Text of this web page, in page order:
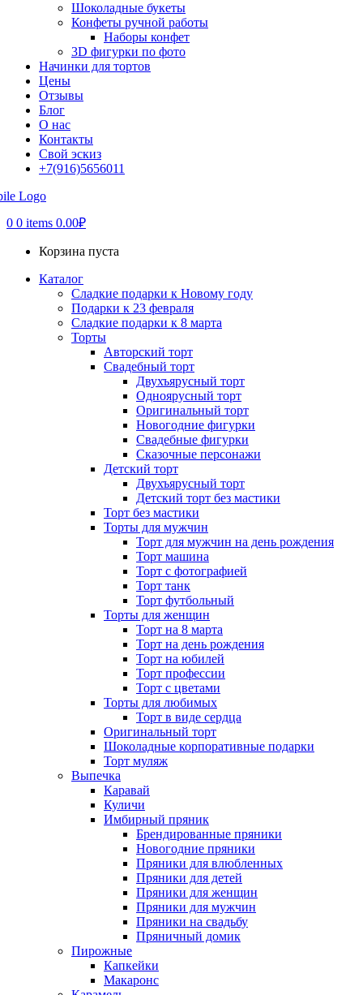
Шоколадные букеты
Конфеты ручной работы
Наборы конфет
3D фигурки по фото
Начинки для тортов
Цены
Отзывы
Блог
О нас
Контакты
Свой эскиз
+7(916)5656011
0 0 items 0.00₽
Корзина пуста
Каталог
Сладкие подарки к Новому году
Подарки к 23 февраля
Сладкие подарки к 8 марта
Торты
Авторский торт
Свадебный торт
Двухъярусный торт
Одноярусный торт
Оригинальный торт
Новогодние фигурки
Свадебные фигурки
Сказочные персонажи
Детский торт
Двухъярусный торт
Детский торт без мастики
Торт без мастики
Торты для мужчин
Торт для мужчин на день рождения
Торт машина
Торт с фотографией
Торт танк
Торт футбольный
Торты для женщин
Торт на 8 марта
Торт на день рождения
Торт на юбилей
Торт профессии
Торт с цветами
Торты для любимых
Торт в виде сердца
Оригинальный торт
Шоколадные корпоративные подарки
Торт муляж
Выпечка
Каравай
Куличи
Имбирный пряник
Брендированные пряники
Новогодние пряники
Пряники для влюбленных
Пряники для детей
Пряники для женщин
Пряники для мужчин
Пряники на свадьбу
Пряничный домик
Пирожные
Капкейки
Макаронс